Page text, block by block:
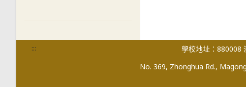
::: 學校地址：880008
No. 369, Zhonghua Rd.,